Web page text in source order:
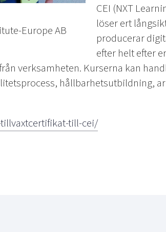
Europe AB
CEI (NXT
löser ert
producerar
efter helt efter
verksamheten. Kurserna kan
hållbarhetsutbildning,
till-cei/